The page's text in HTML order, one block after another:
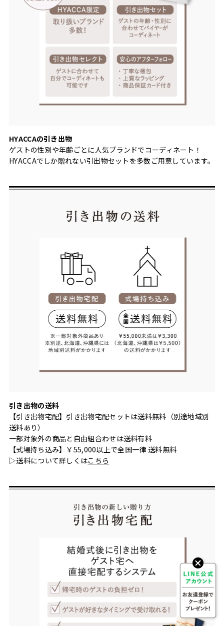
HYACCAの引き出物
ゲストの性別や年齢ごとに人気ブランドでコーディネート！
HYACCAでしか贈れない引出物セットを多数ご用意しています。
引き出物の送料
【引き出物宅配】引き出物宅配セットは送料無料（別途地域別
送料あり）
一部対象外の商品と自由組合わせは送料有料
【式場持ち込み】￥55,000以上で全国一律 送料無料
▷送料について詳しくはこちら